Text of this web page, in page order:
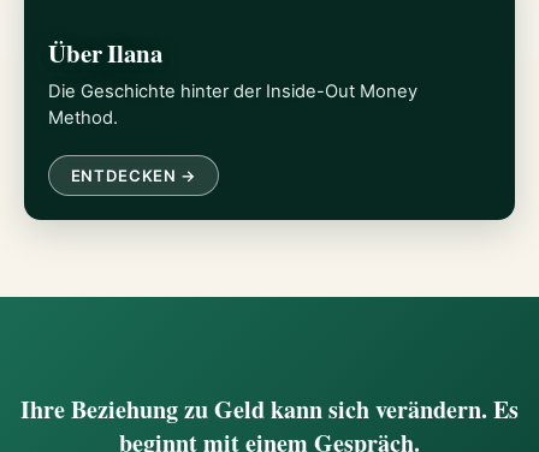
Über Ilana
Die Geschichte hinter der Inside-Out Money
Method.
ENTDECKEN →
Ihre Beziehung zu Geld kann sich verändern. Es
beginnt mit einem Gespräch.